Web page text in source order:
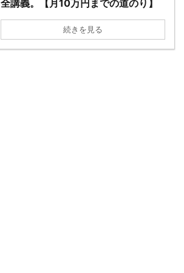
全講義。【月10万円までの道のり】
続きを見る